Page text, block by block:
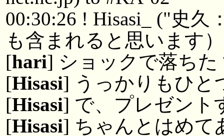
00:30:26 ! Hisasi_ ("史
も含まれると思います
[hari] ショックで落ちた
[Hisasi] うっかりもひと
[Hisasi] で、プレゼント
[Hisasi] ちゃんとはめて